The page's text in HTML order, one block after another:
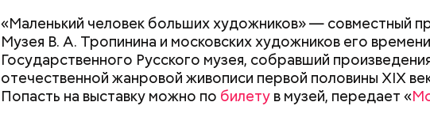
«Маленький человек больших художников» — совместный
Музея В. А. Тропинина и московских художников его
Государственного Русского музея, собравший
отечественной жанровой живописи первой половины XIX
Попасть на выставку можно по билету в музей, передает «
Мы находимся в павильоне студии XOVP. За нашей спиной —
LED-экран (внутри цеха его называют «шайбой»). На нем —
века. Сосны, аллеи, скамейки. Я протягиваю руку — и
теплую поверхность экрана. Это просто картинка. Но
маршруток появились современные автобусы,
стандартам Московского транспорта. Также благодаря
сотрудников в столице не осталось нелегальных
поездки были безопасными и комфортными, мы проводим
соответствующие техосмотры городского транспорта.
трудной
претендовать и
документы